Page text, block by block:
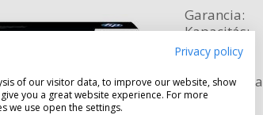
Garancia:
Kapacitás:
Kiszerelés:
Szín:
Cikkszám:
Privacy policy
of our visitor data, to improve our website, show
you a great website experience. For more
we use open the settings.